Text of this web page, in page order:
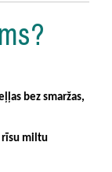
bez smaržas,
rīsu miltu